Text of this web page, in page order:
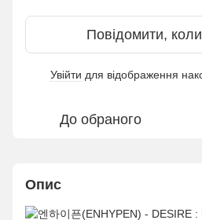
Повідомити,
Увійти для відображення
До обраного
Опис